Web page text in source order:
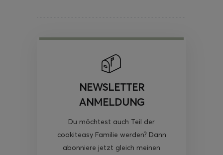
NEWSLETTER
ANMELDUNG
Du möchtest auch Teil der
cookiteasy Familie werden? Dann
abonniere jetzt gleich meinen